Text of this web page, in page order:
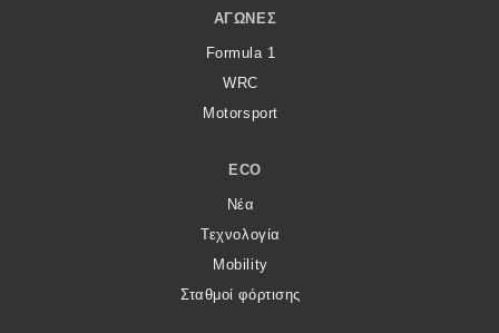
ΑΓΏΝΕΣ
Formula 1
WRC
Motorsport
ECO
Νέα
Τεχνολογία
Mobility
Σταθμοί φόρτισης